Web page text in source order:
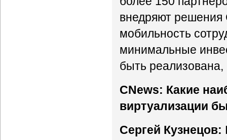
внедряют решения
мобильность
минимальные
быть
CNews: Какие
виртуализации
Сергей Кузнецов: